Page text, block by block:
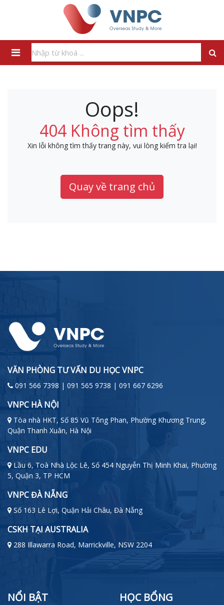
Oops!
404 Không tìm thấy
Xin lỗi không tìm thấy trang này, vui lòng kiểm tra lại!
Quay về trang chủ
VĂN PHÒNG TƯ VẤN DU HỌC VNPC
091 566 7398 | 091 565 9738 | 091 667 6296
VNPC HÀ NỘI
Tòa nhà HKT, Số 85 Vũ Tông Phan, Phường Khương Trung,
Quận Thanh Xuân, Hà Nội
VNPC EDU
Lầu 6, Toà Nhà Lộc Lê, Số 454 Nguyễn Thị Minh Khai, Phường
5, Quận 3, TP HCM
VNPC ĐÀ NẴNG
Số 163 Lê Lợi, Quận Hải Châu, Đà Nẵng
CSKH TẠI AUSTRALIA
288 Illawarra Road, Marrickville, NSW 2204
NỔI BẬT HỌC BỔNG